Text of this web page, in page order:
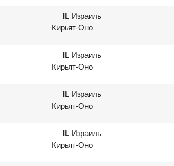
IL Израиль
Кирьят-Оно
IL Израиль
Кирьят-Оно
IL Израиль
Кирьят-Оно
IL Израиль
Кирьят-Оно